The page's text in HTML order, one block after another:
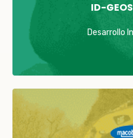
ID-
Desarrollo